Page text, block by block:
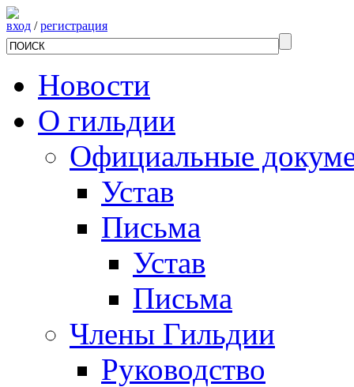
вход /регистрация
Новости
О гильдии
Официальные
Устав
Письма
Устав
Письма
Члены Гильдии
Руководство